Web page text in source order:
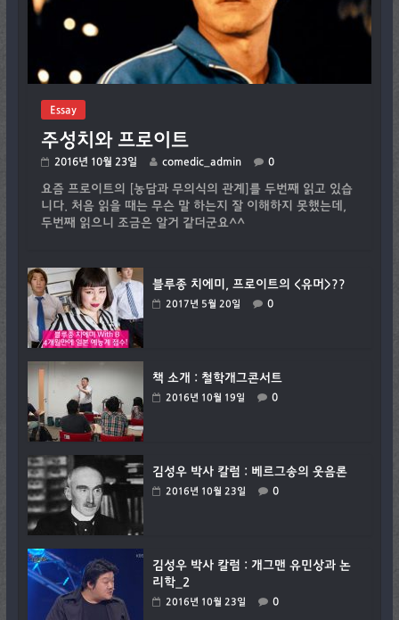
Essay
주성치와 프로이트
2016년 10월 23일 comedic_admin 0
요즘 프로이트의 [농담과 무의식의 관계]를 두번째 읽고 있습
니다. 처음 읽을 때는 무슨 말 하는지 잘 이해하지 못했는데,
두번째 읽으니 조금은 알거 같더군요^^
블루종 치에미, 프로이트의 <유머>??
2017년 5월 20일 0
책 소개 : 철학개그콘서트
2016년 10월 19일 0
김성우 박사 칼럼 : 베르그송의 웃음론
2016년 10월 23일 0
김성우 박사 칼럼 : 개그맨 유민상과 논
리학_2
2016년 10월 23일 0